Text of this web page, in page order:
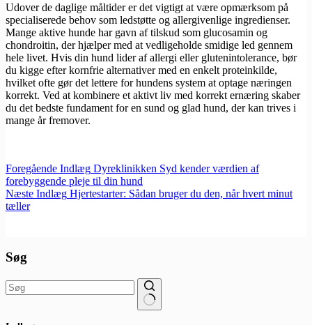
Udover de daglige måltider er det vigtigt at være opmærksom på
specialiserede behov som ledstøtte og allergivenlige ingredienser.
Mange aktive hunde har gavn af tilskud som glucosamin og
chondroitin, der hjælper med at vedligeholde smidige led gennem
hele livet. Hvis din hund lider af allergi eller glutenintolerance, bør
du kigge efter kornfrie alternativer med en enkelt proteinkilde,
hvilket ofte gør det lettere for hundens system at optage næringen
korrekt. Ved at kombinere et aktivt liv med korrekt ernæring skaber
du det bedste fundament for en sund og glad hund, der kan trives i
mange år fremover.
Foregående Indlæg Dyreklinikken Syd kender værdien af
forebyggende pleje til din hund
Næste Indlæg Hjertestarter: Sådan bruger du den, når hvert minut
tæller
Søg